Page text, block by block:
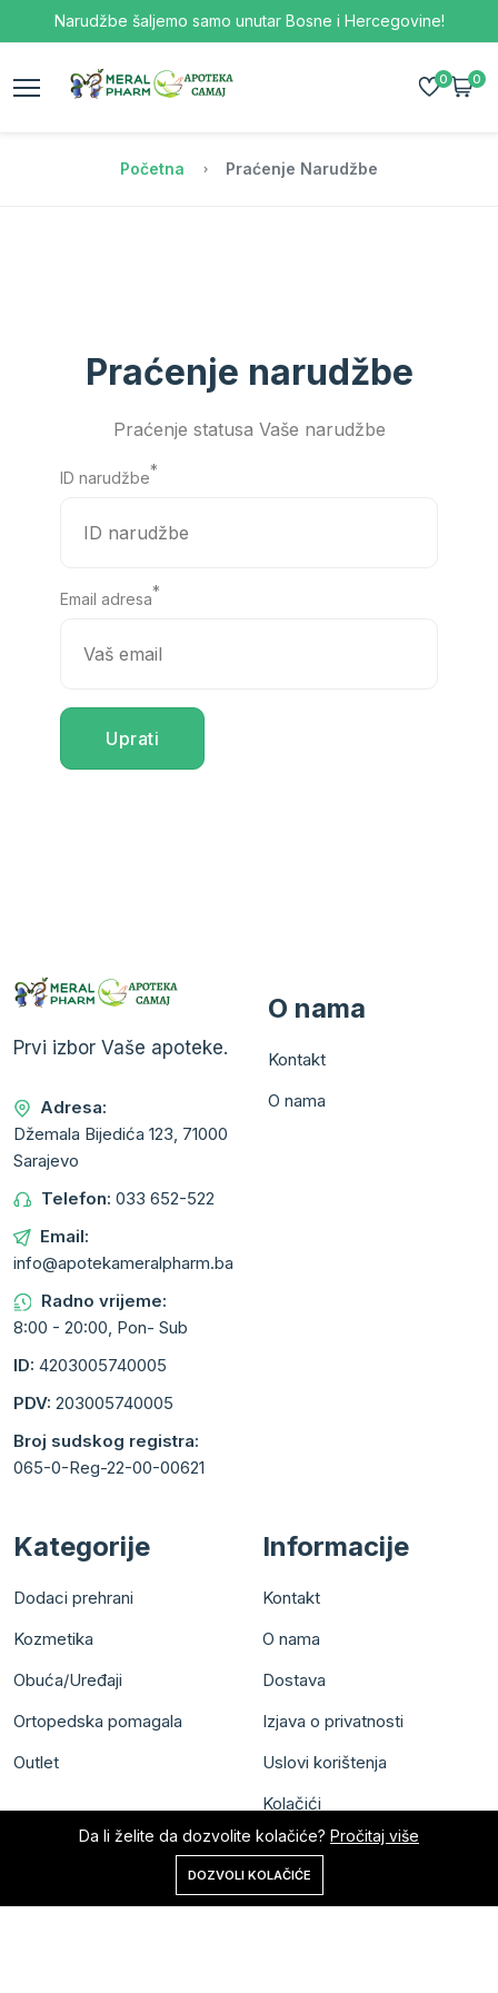
Narudžbe šaljemo samo unutar Bosne i Hercegovine!
0 0
Početna Praćenje Narudžbe
Praćenje narudžbe
Praćenje statusa Vaše narudžbe
ID narudžbe*
Email adresa*
Uprati
Prvi izbor Vaše apoteke.
Adresa:
Džemala Bijedića 123, 71000
Sarajevo
Telefon: 033 652-522
Email:
info@apotekameralpharm.ba
Radno vrijeme:
8:00 - 20:00, Pon- Sub
ID: 4203005740005
PDV: 203005740005
Broj sudskog registra:
065-0-Reg-22-00-00621
O nama
Kontakt
O nama
Kategorije
Dodaci prehrani
Kozmetika
Obuća/Uređaji
Ortopedska pomagala
Outlet
Informacije
Kontakt
O nama
Dostava
Izjava o privatnosti
Uslovi korištenja
Kolačići
Korpa
Da li želite da dozvolite kolačiće? Pročitaj više
DOZVOLI KOLAČIĆE